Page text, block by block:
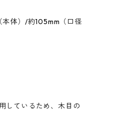
体）/約105mm（口径
しているため、木目の